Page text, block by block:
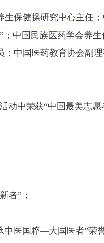
保健操研究中心主任
中国民族医药学会养
中国医药教育协会副
动中荣获“中国最美志愿
者”；
中医国粹—大国医者”荣